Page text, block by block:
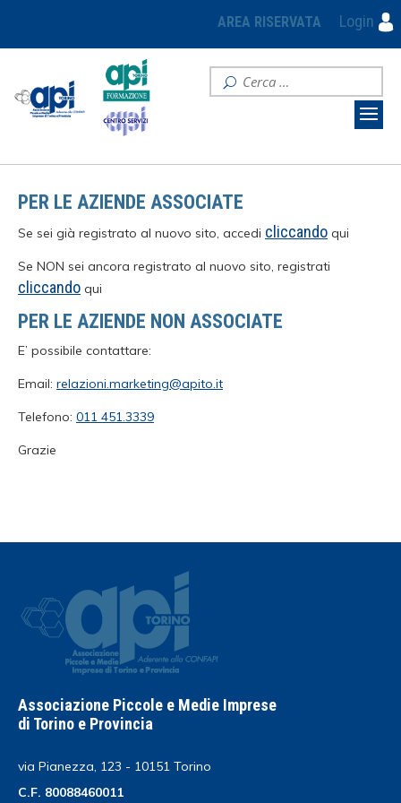
AREA RISERVATA Login
PER LE AZIENDE ASSOCIATE
Se sei già registrato al nuovo sito, accedi cliccando qui
Se NON sei ancora registrato al nuovo sito, registrati
cliccando qui
PER LE AZIENDE NON ASSOCIATE
E’ possibile contattare:
Email: relazioni.marketing@apito.it
Telefono: 011 451.3339
Grazie
Associazione Piccole e Medie Imprese
di Torino e Provincia
via Pianezza, 123 - 10151 Torino
C.F. 80088460011